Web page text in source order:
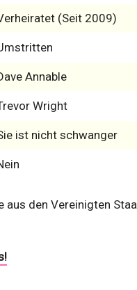
(Seit 2009)
Annable
Wright
ist nicht schwanger
den Vereinigten